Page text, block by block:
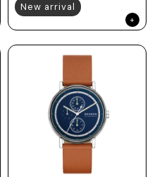
New arrival